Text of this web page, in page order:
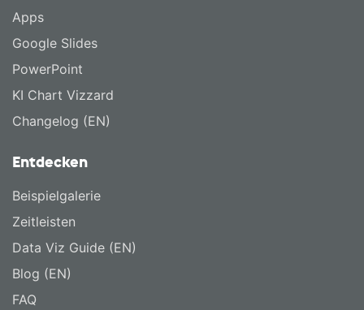
Apps
Google Slides
PowerPoint
KI Chart Vizzard
Changelog (EN)
Entdecken
Beispielgalerie
Zeitleisten
Data Viz Guide (EN)
Blog (EN)
FAQ